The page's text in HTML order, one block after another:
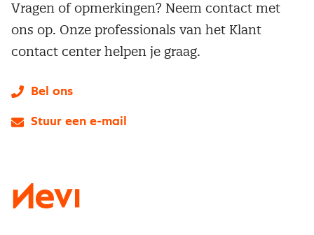
Vragen of opmerkingen? Neem contact met
ons op. Onze professionals van het Klant
contact center helpen je graag.
Bel ons
Stuur een e-mail